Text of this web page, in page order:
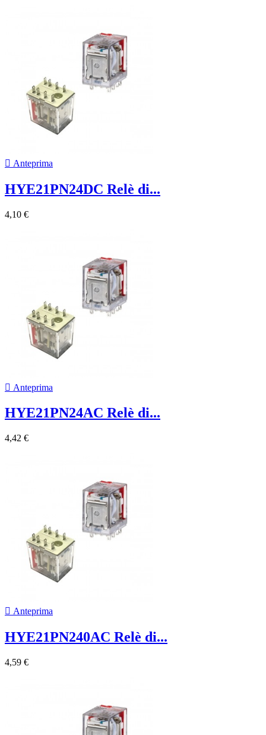
 Anteprima
HYE21PN24DC Relè di...
4,10 €
 Anteprima
HYE21PN24AC Relè di...
4,42 €
 Anteprima
HYE21PN240AC Relè di...
4,59 €